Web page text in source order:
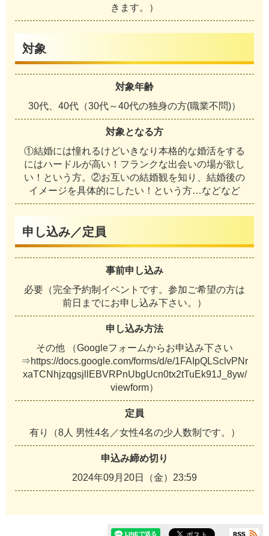
きます。）
対象
対象年齢
30代、40代（30代～40代の独身の方(職業不問)）
対象となる方
①結婚には憧れるけどいきなり本格的な婚活をする
にはハードルが高い！フランクな出会いの場が欲し
い！という方。②お互いの結婚観を知り、結婚後の
イメージを具体的にしたい！という方…などなど
申し込み／定員
事前申し込み
必要（完全予約制イベントです。参加ご希望の方は
前日までにお申し込み下さい。）
申し込み方法
その他 （Googleフォームからお申込み下さい
⇒https://docs.google.com/forms/d/e/1FAIpQLSclvPNr
xaTCNhjzqgsjllEBVRPnUbgUcn0tx2tTuEk91J_8yw/
viewform）
定員
有り（8人 男性4名／女性4名の少人数制です。）
申込み締め切り
2024年09月20日（金）23:59